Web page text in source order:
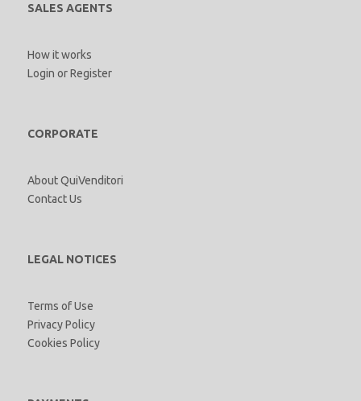
SALES AGENTS
How it works
Login orRegister
CORPORATE
About QuiVenditori
Contact Us
LEGAL NOTICES
Terms of Use
Privacy Policy
Cookies Policy